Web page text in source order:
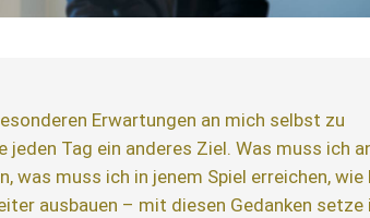
Erwartungen an mich selbst zu
jeden Tag ein anderes Ziel. Was muss ich
was muss ich in jenem Spiel erreichen, wie
ausbauen – mit diesen Gedanken setze